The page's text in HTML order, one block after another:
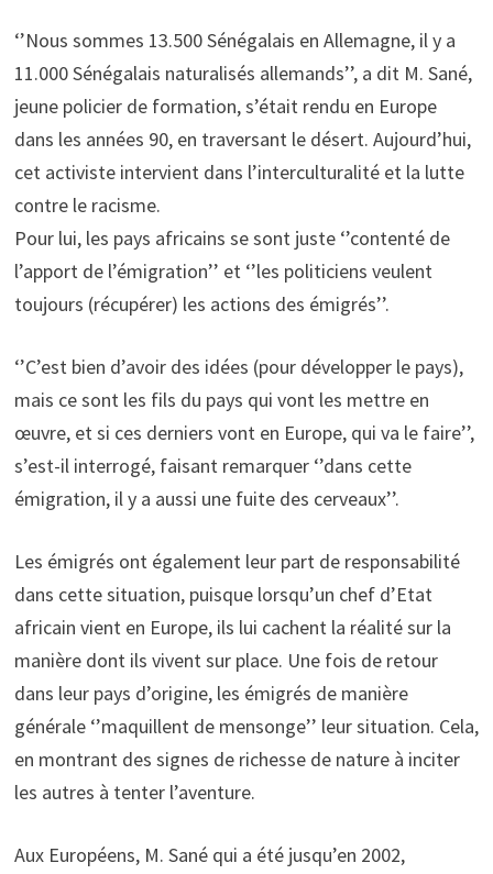
‘’Nous sommes 13.500 Sénégalais en Allemagne, il y a
11.000 Sénégalais naturalisés allemands’’, a dit M. Sané,
jeune policier de formation, s’était rendu en Europe
dans les années 90, en traversant le désert. Aujourd’hui,
cet activiste intervient dans l’interculturalité et la lutte
contre le racisme.
Pour lui, les pays africains se sont juste ‘’contenté de
l’apport de l’émigration’’ et ‘’les politiciens veulent
toujours (récupérer) les actions des émigrés’’.
‘’C’est bien d’avoir des idées (pour développer le pays),
mais ce sont les fils du pays qui vont les mettre en
œuvre, et si ces derniers vont en Europe, qui va le faire’’,
s’est-il interrogé, faisant remarquer ‘’dans cette
émigration, il y a aussi une fuite des cerveaux’’.
Les émigrés ont également leur part de responsabilité
dans cette situation, puisque lorsqu’un chef d’Etat
africain vient en Europe, ils lui cachent la réalité sur la
manière dont ils vivent sur place. Une fois de retour
dans leur pays d’origine, les émigrés de manière
générale ‘’maquillent de mensonge’’ leur situation. Cela,
en montrant des signes de richesse de nature à inciter
les autres à tenter l’aventure.
Aux Européens, M. Sané qui a été jusqu’en 2002,